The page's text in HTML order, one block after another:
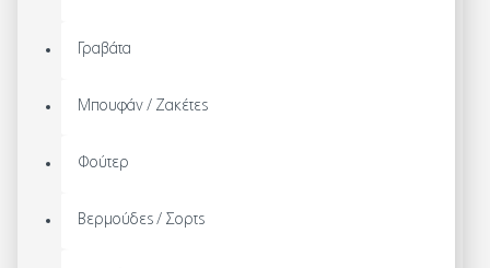
Γραβάτα
Μπουφάν / Ζακέτες
Φούτερ
Βερμούδες / Σορτς